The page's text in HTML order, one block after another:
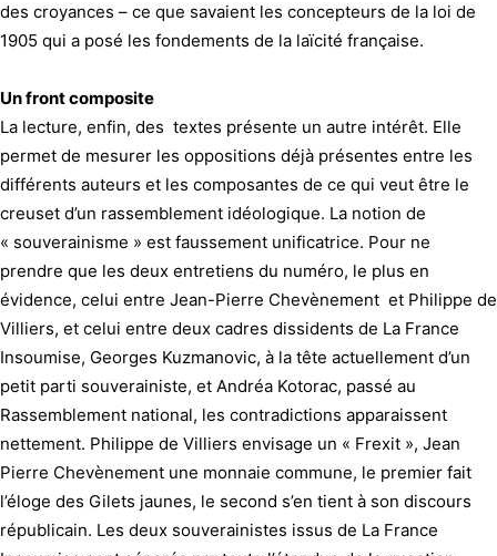
des croyances – ce que savaient les concepteurs de la loi de
1905 qui a posé les fondements de la laïcité française.
Un front composite
La lecture, enfin, des textes présente un autre intérêt. Elle
permet de mesurer les oppositions déjà présentes entre les
différents auteurs et les composantes de ce qui veut être le
creuset d’un rassemblement idéologique. La notion de
« souverainisme » est faussement unificatrice. Pour ne
prendre que les deux entretiens du numéro, le plus en
évidence, celui entre Jean-Pierre Chevènement et Philippe de
Villiers, et celui entre deux cadres dissidents de La France
Insoumise, Georges Kuzmanovic, à la tête actuellement d’un
petit parti souverainiste, et Andréa Kotorac, passé au
Rassemblement national, les contradictions apparaissent
nettement. Philippe de Villiers envisage un « Frexit », Jean
Pierre Chevènement une monnaie commune, le premier fait
l’éloge des Gilets jaunes, le second s’en tient à son discours
républicain. Les deux souverainistes issus de La France